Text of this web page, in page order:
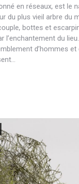
en réseaux, est le
du plus vieil arbre du
bottes et
l’enchantement du
d’hommes